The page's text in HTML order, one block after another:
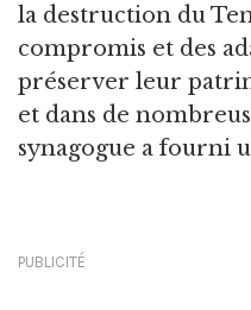
la destruction du
compromis et des
préserver leur
et dans de
synagogue a fourni
PUBLICITÉ